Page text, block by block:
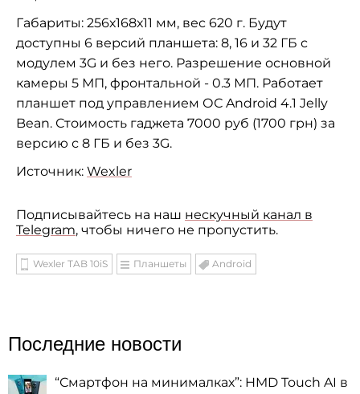
Габариты: 256х168х11 мм, вес 620 г. Будут
доступны 6 версий планшета: 8, 16 и 32 ГБ с
модулем 3G и без него. Разрешение основной
камеры 5 МП, фронтальной - 0.3 МП. Работает
планшет под управлением ОС Android 4.1 Jelly
Bean. Стоимость гаджета 7000 руб (1700 грн) за
версию с 8 ГБ и без 3G.
Источник: Wexler
Подписывайтесь на наш нескучный канал в
Telegram, чтобы ничего не пропустить.
Wexler TAB 10iS Планшеты Android
Последние новости
“Смартфон на минималках”: HMD Touch AI в